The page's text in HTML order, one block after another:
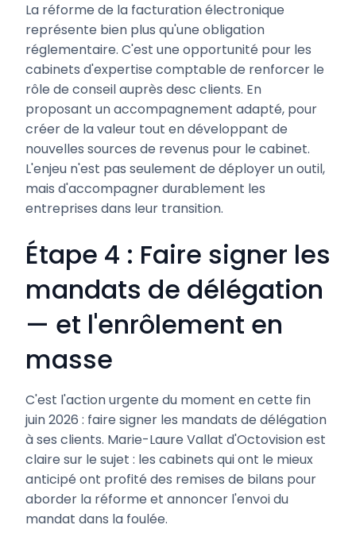
La réforme de la facturation électronique
représente bien plus qu'une obligation
réglementaire. C'est une opportunité pour les
cabinets d'expertise comptable de renforcer le
rôle de conseil auprès desc clients. En
proposant un accompagnement adapté, pour
créer de la valeur tout en développant de
nouvelles sources de revenus pour le cabinet.
L'enjeu n'est pas seulement de déployer un outil,
mais d'accompagner durablement les
entreprises dans leur transition.
Étape 4 : Faire signer les
mandats de délégation
— et l'enrôlement en
masse
C'est l'action urgente du moment en cette fin
juin 2026 : faire signer les mandats de délégation
à ses clients. Marie-Laure Vallat d'Octovision est
claire sur le sujet : les cabinets qui ont le mieux
anticipé ont profité des remises de bilans pour
aborder la réforme et annoncer l'envoi du
mandat dans la foulée.